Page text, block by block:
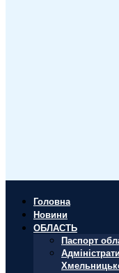
Головна
Новини
ОБЛАСТЬ
Паспорт